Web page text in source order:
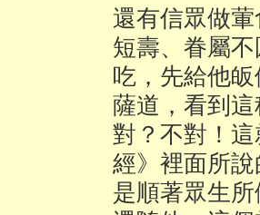
還有信眾做
短壽、眷屬
吃，先給他
薩道，看到
對？不對！
經》裡面所
是順著眾生